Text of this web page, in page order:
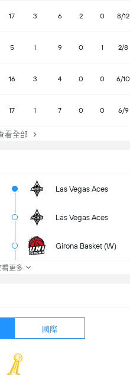
17 3 6 2 0 8/12
5 1 9 0 1 2/8
16 3 4 0 0 6/10
17 1 7 0 0 6/9
全部
Las Vegas Aces
Las Vegas Aces
Girona Basket (W)
看更多
國際